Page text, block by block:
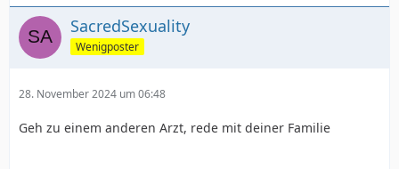
SacredSexuality
Wenigposter
28. November 2024 um 06:48
Geh zu einem anderen Arzt, rede mit deiner Familie